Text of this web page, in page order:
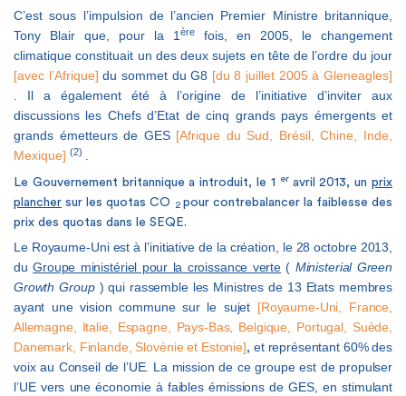
C’est sous l’impulsion de l’ancien Premier Ministre britannique,
Tony Blair que, pour la 1 ère
fois, en 2005, le changement
climatique constituait un des deux sujets en tête de l’ordre du jour
[avec l’Afrique] du sommet du G8 [du 8 juillet 2005 à Gleneagles]
. Il a également été à l’origine de l’initiative d’inviter aux
discussions les Chefs d’Etat de cinq grands pays émergents et
grands émetteurs de GES [Afrique du Sud, Brésil, Chine, Inde,
Mexique] (2)
Le Gouvernement britannique a introduit, le 1 er avril 2013, unprix
plancher sur les quotas CO 2 pour contrebalancer la faiblesse des
prix des quotas dans le SEQE.
Le Royaume-Uni est à l’initiative de la création, le 28 octobre 2013,
duGroupe ministériel pour la croissance verte ( Ministerial Green
Growth Group) qui rassemble les Ministres de 13 Etats membres
ayant une vision commune sur le sujet [Royaume-Uni, France,
Allemagne, Italie, Espagne, Pays-Bas, Belgique, Portugal, Suède,
Danemark, Finlande, Slovénie et Estonie], et représentant 60% des
voix au Conseil de l’UE. La mission de ce groupe est de propulser
l’UE vers une économie à faibles émissions de GES, en stimulant